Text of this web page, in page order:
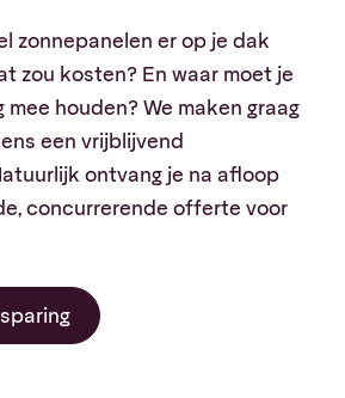
zonnepanelen er op je dak
zou kosten? En waar moet je
mee houden? We maken graag
een vrijblijvend
ontvang je na afloop
concurrerende offerte voor